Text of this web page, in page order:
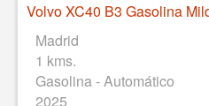
Madrid
1 kms.
Gasolina - Automático
2025